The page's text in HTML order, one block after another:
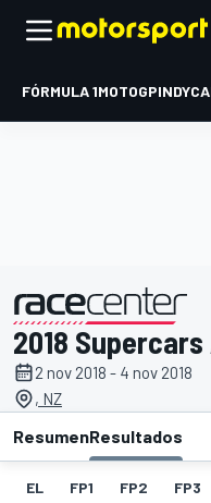
FÓRMULA 1MOTOGP
presentado por
2018
2 nov 2018 - 4 nov 2018
, NZ
ResumenResultados
EL FP1 FP2 FP3